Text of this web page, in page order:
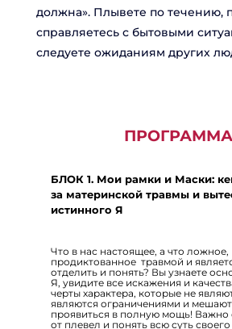
должна». Плывете по течению,
справляетесь с бытовыми
следуете ожиданиям других
БЛОК 1. Мои рамки и Маски:
за материнской травмы и
истинного Я
Что в нас настоящее, а что ложное,
продиктованное травмой и
отделить и понять? Вы узнаете
Я, увидите все искажения и
черты характера, которые не
являются ограничениями и
проявиться в полную мощь! Важно
от плевел и понять всю суть